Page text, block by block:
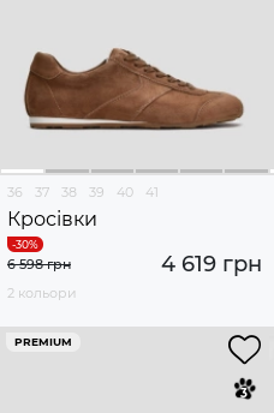
36 37 38 39 40 41
Кросівки
4 619 грн
6 598 грн
2 кольори
PREMIUM